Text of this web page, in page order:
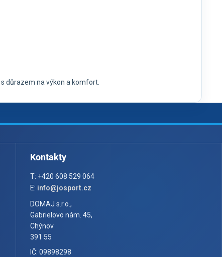
s důrazem na výkon a komfort.
Kontakty
T: +420 608 529 064
E: info@josport.cz
DOMAJ s.r.o.,
Gabrielovo nám. 45,
Chýnov
391 55
IČ: 09898298